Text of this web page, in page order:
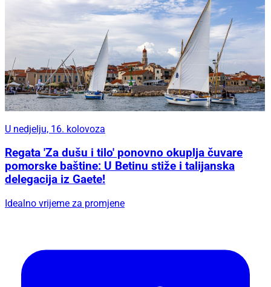
U nedjelju, 16. kolovoza
Regata 'Za dušu i tilo' ponovno okuplja čuvare
pomorske baštine: U Betinu stiže i talijanska
delegacija iz Gaete!
Idealno vrijeme za promjene